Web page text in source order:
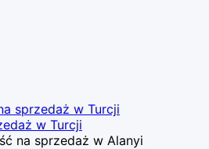
sprzedaż w Turcji
w Turcji
na sprzedaż w Alanyi